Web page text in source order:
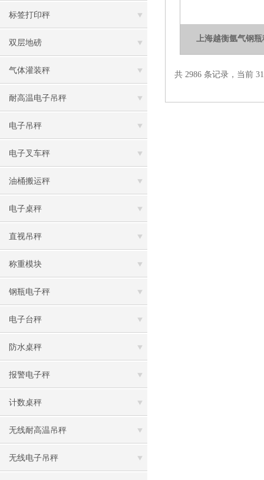
标签打印秤
双层地磅
气体灌装秤
耐高温电子吊秤
电子吊秤
电子叉车秤
油桶搬运秤
电子桌秤
直视吊秤
称重模块
钢瓶电子秤
电子台秤
防水桌秤
报警电子秤
计数桌秤
无线耐高温吊秤
无线电子吊秤
上海越衡氩气钢
共 2986 条记录，当前